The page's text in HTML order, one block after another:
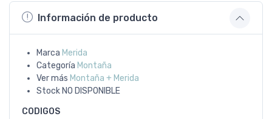
Información de producto
Marca Merida
Categoría Montaña
Ver más Montaña + Merida
Stock NO DISPONIBLE
CODIGOS